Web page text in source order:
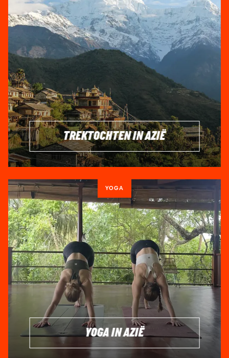
TREKTOCHTEN IN AZIË
YOGA
YOGA IN AZIË